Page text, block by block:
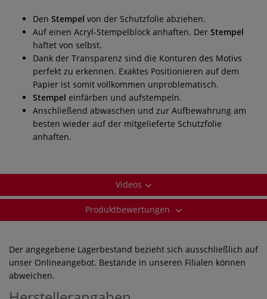
Den Stempel von der Schutzfolie abziehen.
Auf einen Acryl-Stempelblock anhaften. Der Stempel
haftet von selbst.
Dank der Transparenz sind die Konturen des Motivs
perfekt zu erkennen. Exaktes Positionieren auf dem
Papier ist somit vollkommen unproblematisch.
Stempel einfärben und aufstempeln.
Anschließend abwaschen und zur Aufbewahrung am
besten wieder auf der mitgelieferte Schutzfolie
anhaften.
Videos
Produktbewertungen
Der angegebene Lagerbestand bezieht sich ausschließlich auf
unser Onlineangebot. Bestände in unseren Filialen können
abweichen.